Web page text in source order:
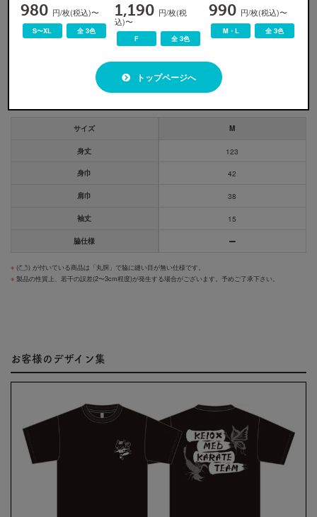
サイズ展開
サイズ M
身丈 123
身巾 42
肩巾 38
袖丈 15
脇仕様
※ (
) が付いている商品は「丸胴」で脇に縫い目が無い仕様です。
※ 製品の性質上、若干の誤差(2〜3cm程度)が発生する場合がございます。予めご了承下さい。
980 円/枚(税込)〜
S〜XL 全 3色
1,190 円/枚(税
込)〜
F 全 3色
990 円/枚(税込)〜
M・L 全 3色
トップページへ
お客様のデザイン集